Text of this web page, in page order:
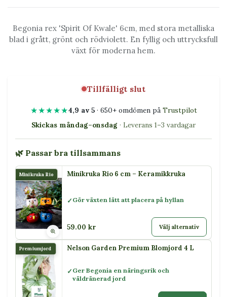
Begonia rex 'Spirit Of Kwale' 6cm, med stora metalliska
blad i grått, grönt och rödviolett. En fyllig och uttrycksfull
växt för moderna hem.
Tillfälligt slut
★★★★★4,9 av 5· 650+ omdömen på Trustpilot
Skickas måndag–onsdag · Leverans 1–3 vardagar
🌿 Passar bra tillsammans
Minikruka Rio Minikruka Rio 6 cm – Keramikkruka
Gör växten lätt att placera på hyllan
59.00 kr Välj alternativ
Premiumjord Nelson Garden Premium Blomjord 4 L
Ger Begonia en näringsrik och
väldränerad jord